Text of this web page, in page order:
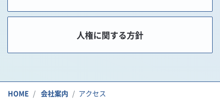
人権に関する方針
HOME 会社案内 アクセス